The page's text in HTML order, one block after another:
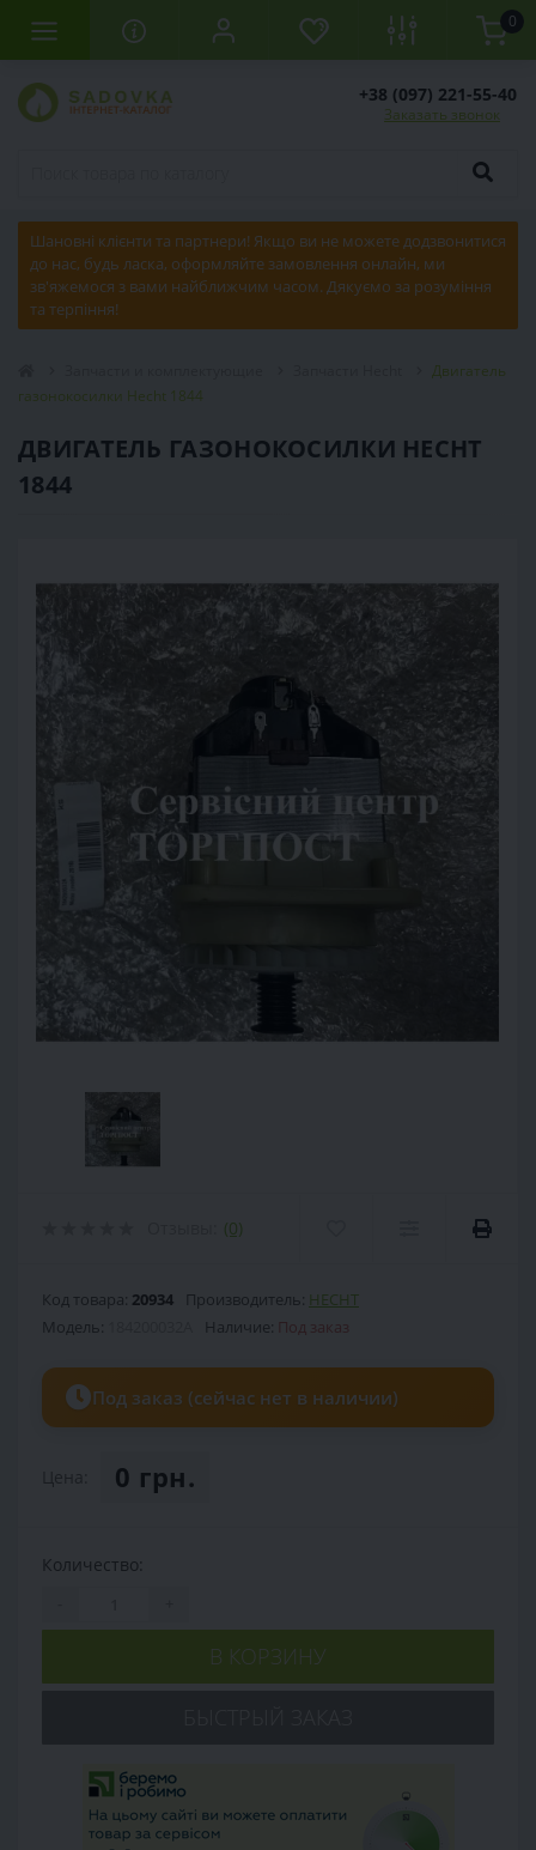
0
+38 (097) 221-55-40
Заказать звонок
Шановні клієнти та партнери! Якщо ви не можете додзвонитися
до нас, будь ласка, оформляйте замовлення онлайн, ми
зв'яжемося з вами найближчим часом. Дякуємо за розуміння
та терпіння!
Двигатель
газонокосилки Hecht 1844
ДВИГАТЕЛЬ ГАЗОНОКОСИЛКИ HECHT
1844
(0)
Код товара: 20934 Производитель: HECHT
Модель:
Наличие: Под заказ
Под заказ (сейчас нет в наличии)
0 грн.
Количество:
В КОРЗИНУ